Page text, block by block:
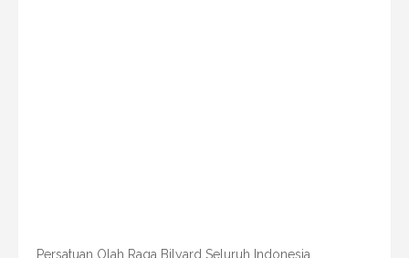
Persatuan Olah Raga Bilyard Seluruh Indonesia